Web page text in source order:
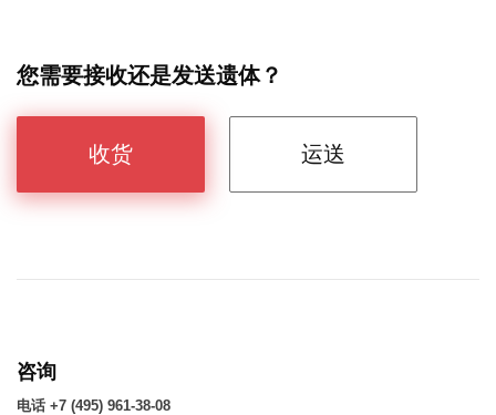
您需要接收还是发送遗体？
收货 运送
咨询
电话 +7 (495) 961-38-08